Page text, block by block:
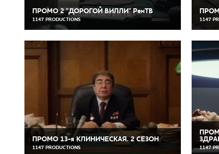
ПРОМО 2 "ДОРОГОЙ ВИЛЛИ" РенТВ
1147 PRODUCTIONS 1147
ПРОМО 13-я КЛИНИЧЕСКАЯ. 2 СЕЗОН
1147 PRODUCTIONS 1147